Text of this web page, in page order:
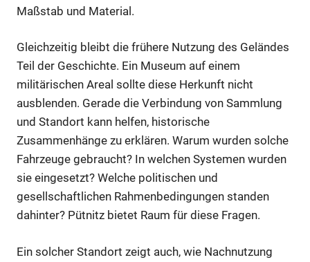
Maßstab und Material.
Gleichzeitig bleibt die frühere Nutzung des Geländes
Teil der Geschichte. Ein Museum auf einem
militärischen Areal sollte diese Herkunft nicht
ausblenden. Gerade die Verbindung von Sammlung
und Standort kann helfen, historische
Zusammenhänge zu erklären. Warum wurden solche
Fahrzeuge gebraucht? In welchen Systemen wurden
sie eingesetzt? Welche politischen und
gesellschaftlichen Rahmenbedingungen standen
dahinter? Pütnitz bietet Raum für diese Fragen.
Ein solcher Standort zeigt auch, wie Nachnutzung